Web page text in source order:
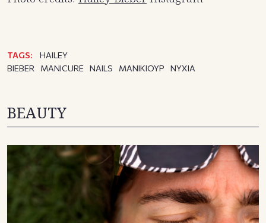
TAGS:
HAILEY
BIEBER
MANICURE NAILS ΜΑΝΙΚΙΟΥΡ ΝΥΧΙΑ
BEAUTY